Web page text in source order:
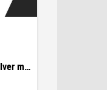
Mercedes E55 emblem svart / silver modellbeteckning